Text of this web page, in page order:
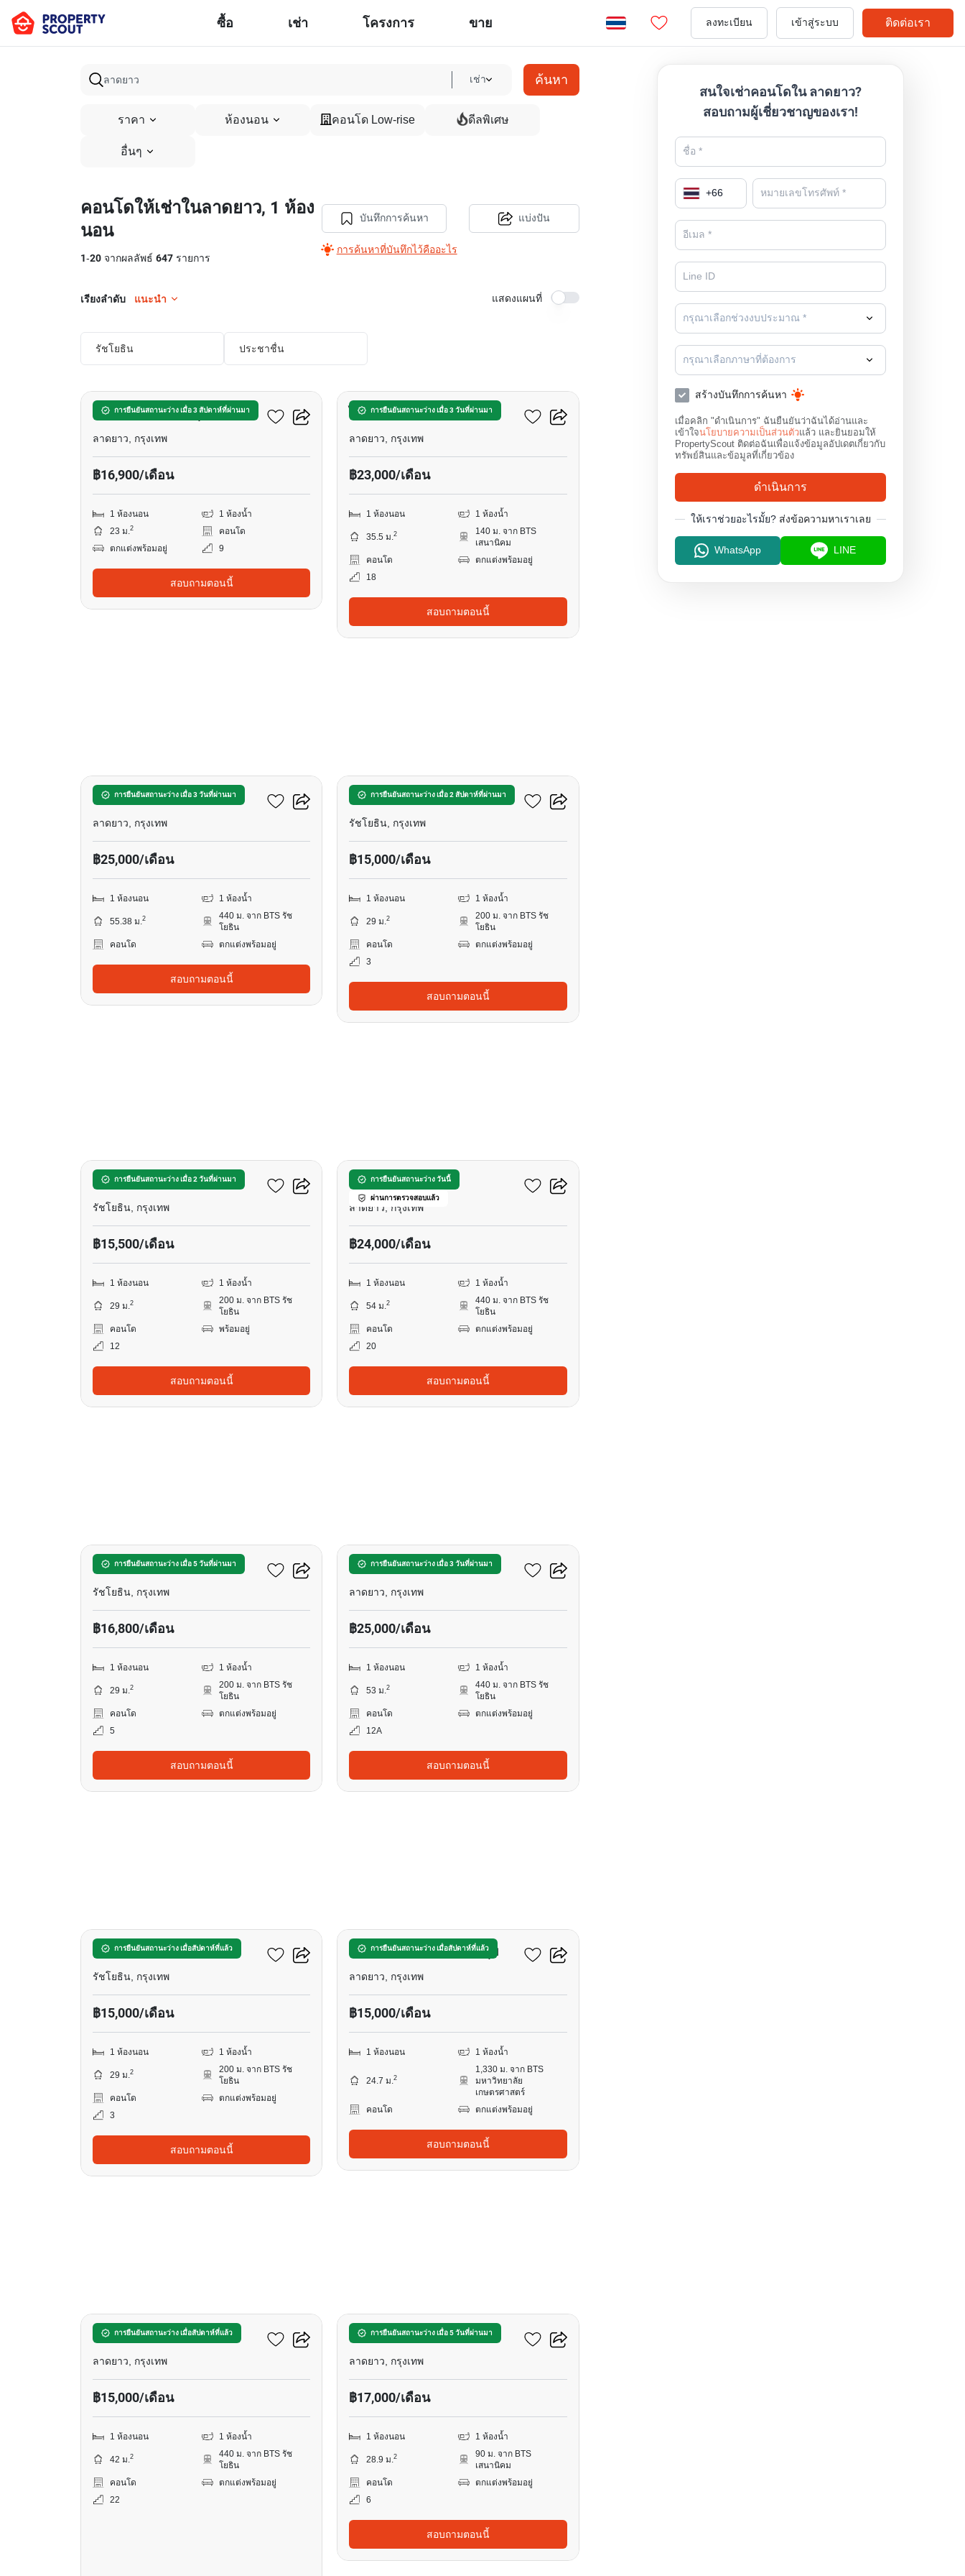
ซื้อ เช่า โครงการ ขาย ลงทะเบียน เข้าสู่ระบบ ติดต่อเรา
เช่า ค้นหา
ราคา ห้องนอน คอนโด Low-rise ดีลพิเศษ
อื่นๆ
คอนโดให้เช่าในลาดยาว, 1 ห้อง
นอน
1-20 จากผลลัพธ์ 647 รายการ
บันทึกการค้นหา
การค้นหาที่บันทึกไว้คืออะไร
แบ่งปัน
เรียงลำดับ แนะนำ แสดงแผนที่
รัชโยธิน ประชาชื่น
การยืนยันสถานะว่าง เมื่อ 3 สัปดาห์ที่ผ่านมา
5
โค้บบ์ เกษตร-ศรีปทุม
ลาดยาว, กรุงเทพ
฿16,900/เดือน
1 ห้องนอน
1 ห้องน้ำ
23 ม.2
คอนโด
ตกแต่งพร้อมอยู่
9
สอบถามตอนนี้
การยืนยันสถานะว่าง เมื่อ 3 วันที่ผ่านมา
ไนท์บริดจ์ เกษตร - โซไซตี้
ลาดยาว, กรุงเทพ
฿23,000/เดือน
1 ห้องนอน 1 ห้องน้ำ
35.5 ม.2
140 ม. จาก BTS
เสนานิคม
คอนโด
ตกแต่งพร้อมอยู่
18
สอบถามตอนนี้
การยืนยันสถานะว่าง เมื่อ 3 วันที่ผ่านมา
วินด์ รัชโยธิน
ลาดยาว, กรุงเทพ
฿25,000/เดือน
1 ห้องนอน 1 ห้องน้ำ
55.38 ม.2
440 ม. จาก BTS รัช
โยธิน
คอนโด
ตกแต่งพร้อมอยู่
สอบถามตอนนี้
การยืนยันสถานะว่าง เมื่อ 2 สัปดาห์ที่ผ่านมา
แอสปาย รัชโยธิน
รัชโยธิน, กรุงเทพ
฿15,000/เดือน
1 ห้องนอน 1 ห้องน้ำ
29 ม.2
200 ม. จาก BTS รัช
โยธิน
คอนโด
ตกแต่งพร้อมอยู่
3
สอบถามตอนนี้
การยืนยันสถานะว่าง เมื่อ 2 วันที่ผ่านมา
แอสปาย รัชโยธิน
รัชโยธิน, กรุงเทพ
฿15,500/เดือน
1 ห้องนอน 1 ห้องน้ำ
29 ม.2
200 ม. จาก BTS รัช
โยธิน
คอนโด
พร้อมอยู่
12
สอบถามตอนนี้
การยืนยันสถานะว่าง วันนี้
ผ่านการตรวจสอบแล้ว
วินด์ รัชโยธิน
ลาดยาว, กรุงเทพ
฿24,000/เดือน
1 ห้องนอน 1 ห้องน้ำ
54 ม.2
440 ม. จาก BTS รัช
โยธิน
คอนโด
ตกแต่งพร้อมอยู่
20
สอบถามตอนนี้
การยืนยันสถานะว่าง เมื่อ 5 วันที่ผ่านมา
แอสปาย รัชโยธิน
รัชโยธิน, กรุงเทพ
฿16,800/เดือน
1 ห้องนอน 1 ห้องน้ำ
29 ม.2
200 ม. จาก BTS รัช
โยธิน
คอนโด
ตกแต่งพร้อมอยู่
5
สอบถามตอนนี้
การยืนยันสถานะว่าง เมื่อ 3 วันที่ผ่านมา
วินด์ รัชโยธิน
ลาดยาว, กรุงเทพ
฿25,000/เดือน
1 ห้องนอน 1 ห้องน้ำ
53 ม.2
440 ม. จาก BTS รัช
โยธิน
คอนโด
ตกแต่งพร้อมอยู่
12A
สอบถามตอนนี้
การยืนยันสถานะว่าง เมื่อสัปดาห์ที่แล้ว
แอสปาย รัชโยธิน
รัชโยธิน, กรุงเทพ
฿15,000/เดือน
1 ห้องนอน 1 ห้องน้ำ
29 ม.2
200 ม. จาก BTS รัช
โยธิน
คอนโด
ตกแต่งพร้อมอยู่
3
สอบถามตอนนี้
การยืนยันสถานะว่าง เมื่อสัปดาห์ที่แล้ว
โมดิซ วอลท์ เกษตร ศรีปทุม
ลาดยาว, กรุงเทพ
฿15,000/เดือน
1 ห้องนอน 1 ห้องน้ำ
24.7 ม.2
1,330 ม. จาก BTS
มหาวิทยาลัย
เกษตรศาสตร์
คอนโด
ตกแต่งพร้อมอยู่
สอบถามตอนนี้
การยืนยันสถานะว่าง เมื่อสัปดาห์ที่แล้ว
วินด์ รัชโยธิน
ลาดยาว, กรุงเทพ
฿15,000/เดือน
1 ห้องนอน 1 ห้องน้ำ
42 ม.2
440 ม. จาก BTS รัช
โยธิน
คอนโด
ตกแต่งพร้อมอยู่
22
การยืนยันสถานะว่าง เมื่อ 5 วันที่ผ่านมา
พรีมิโอ ควินโต
ลาดยาว, กรุงเทพ
฿17,000/เดือน
1 ห้องนอน 1 ห้องน้ำ
28.9 ม.2
90 ม. จาก BTS
เสนานิคม
คอนโด
ตกแต่งพร้อมอยู่
6
สอบถามตอนนี้
สนใจเช่าคอนโดใน ลาดยาว?
สอบถามผู้เชี่ยวชาญของเรา!
+66
กรุณาเลือกช่วงงบประมาณ *
กรุณาเลือกภาษาที่ต้องการ
สร้างบันทึกการค้นหา
เมื่อคลิก "ดำเนินการ" ฉันยืนยันว่าฉันได้อ่านและ
เข้าใจนโยบายความเป็นส่วนตัวแล้ว และยินยอมให้
PropertyScout ติดต่อฉันเพื่อแจ้งข้อมูลอัปเดตเกี่ยวกับ
ทรัพย์สินและข้อมูลที่เกี่ยวข้อง
ดำเนินการ
ให้เราช่วยอะไรมั้ย? ส่งข้อความหาเราเลย
WhatsApp LINE